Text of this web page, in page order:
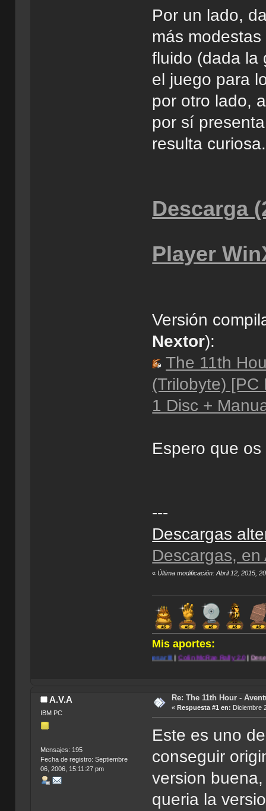
Por un lado,
más
fluido (dada la
el juego para
por otro lado,
por sí
resulta curiosa.
Descarga
Player
Versión
Nextor):
The 11th
(Trilobyte)
1 Disc +
Espero que
---
Descargas
Descargas,
«Última modificación: Abril 12, 2015,
Mis aportes:
Colin McRae Rally 2.0|Desert Strike:
A.V.A
IBM PC
Mensajes: 195
Fecha de registro: Septiembre
06, 2006, 15:11:27 pm
Re: The 11th Hour -
« Respuesta #1 en: Diciembre
Este es uno
conseguir
version
queria la